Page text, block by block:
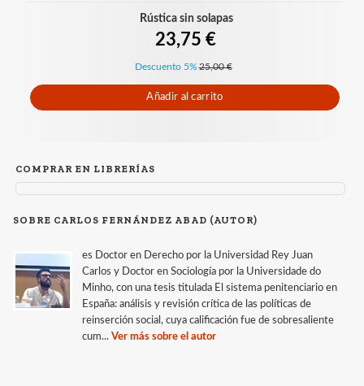
Rústica sin solapas
23,75 €
Descuento 5% 25,00 €
Añadir al carrito
COMPRAR EN LIBRERÍAS
SOBRE CARLOS FERNÁNDEZ ABAD (AUTOR)
es Doctor en Derecho por la Universidad Rey Juan
Carlos y Doctor en Sociología por la Universidade do
Minho, con una tesis titulada El sistema penitenciario en
España: análisis y revisión crítica de las políticas de
reinserción social, cuya calificación fue de sobresaliente
cum... Ver más sobre el autor